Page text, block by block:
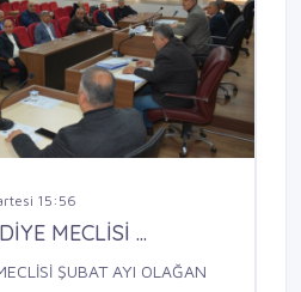
15:56
MECLİSİ ...
ŞUBAT AYI OLAĞAN